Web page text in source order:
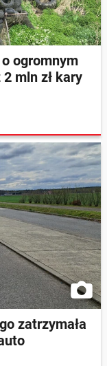
ogromnym
mln zł kary
zatrzymała